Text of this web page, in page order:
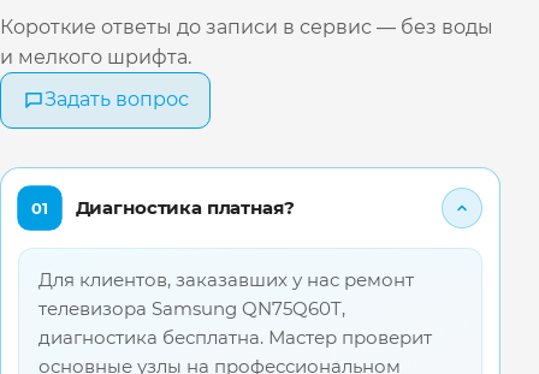
Короткие ответы до записи в сервис — без воды
и мелкого шрифта.
Задать вопрос
01 Диагностика платная?
Для клиентов, заказавших у нас ремонт
телевизора Samsung QN75Q60T,
диагностика бесплатна. Мастер проверит
основные узлы на профессиональном